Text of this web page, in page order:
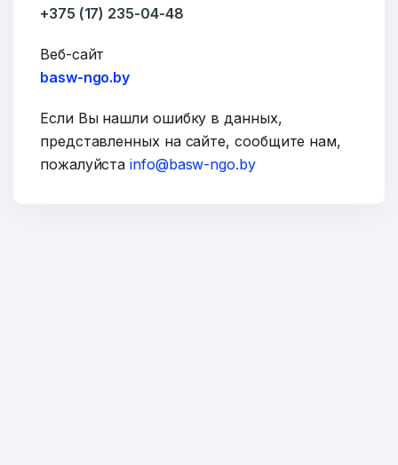
Сообщение
+375 (17) 235-04-48
Веб-сайт
basw-ngo.by
Если Вы нашли ошибку в данных,
представленных на сайте, сообщите нам,
пожалуйстаinfo@basw-ngo.by